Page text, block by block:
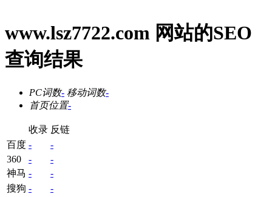
www.lsz7722.com 网站的SEO
查询结果
PC词数- 移动词数-
首页位置-
收录 反链
百度 -
-
360
-
-
神马 -
-
搜狗 -
-